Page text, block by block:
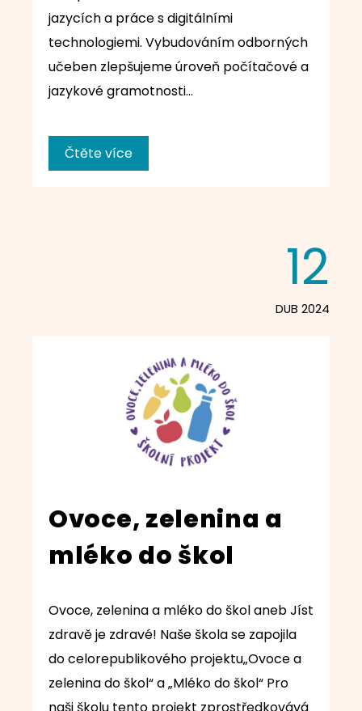
jazycích a práce s digitálními
technologiemi. Vybudováním odborných
učeben zlepšujeme úroveň počítačové a
jazykové gramotnosti…
Čtěte více
12
DUB 2024
Ovoce, zelenina a
mléko do škol
Ovoce, zelenina a mléko do škol aneb Jíst
zdravě je zdravé! Naše škola se zapojila
do celorepublikového projektu„Ovoce a
zelenina do škol“ a „Mléko do škol“ Pro